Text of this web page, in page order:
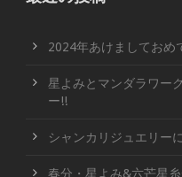
2024年あけましておめ
星よみとマンダラワー
ー!!
シャンカリジュエリー
春分・星よみ&六芒星